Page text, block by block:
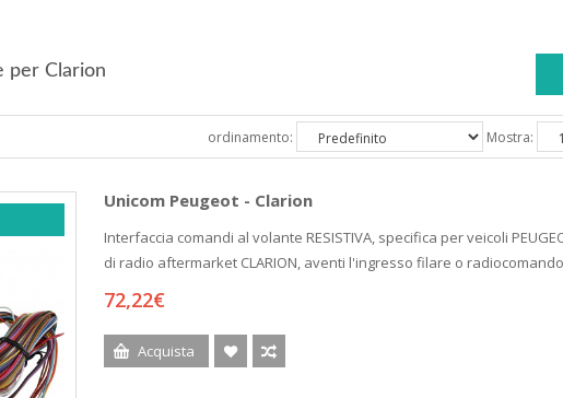
per Clarion
ordinamento: Mostra:
Unicom Peugeot - Clarion
Interfaccia comandi al volante RESISTIVA, specifica per veicoli
di radio aftermarket CLARION, aventi l'ingresso filare o
72,22€
Acquista